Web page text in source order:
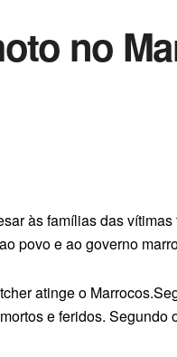
no
às famílias das
povo e ao governo
atinge o
e feridos. Segundo